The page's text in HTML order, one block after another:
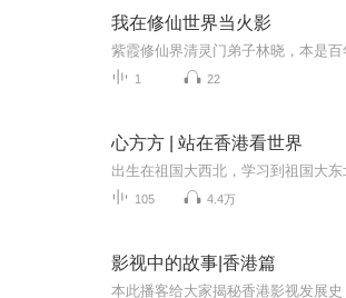
我在修仙世界当火影
1 22
心方方 | 站在香港看世界
105 4.4万
影视中的故事|香港篇